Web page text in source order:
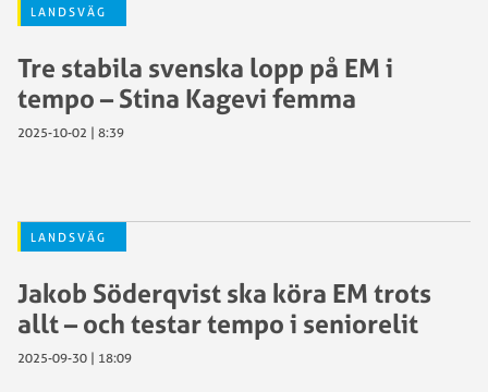
LANDSVÄG
Tre stabila svenska lopp på EM i
tempo – Stina Kagevi femma
2025-10-02 | 8:39
LANDSVÄG
Jakob Söderqvist ska köra EM trots
allt – och testar tempo i seniorelit
2025-09-30 | 18:09